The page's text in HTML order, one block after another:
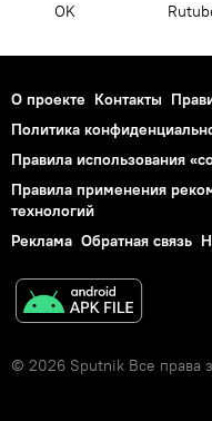
OK
О проекте Контакты
Политика
Правила использования
Правила применения
технологий
Реклама Обратная связь
© 2026 Sputnik Все права